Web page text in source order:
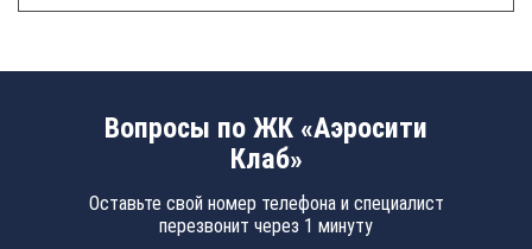
Вопросы по ЖК «Аэросити
Клаб»
Оставьте свой номер телефона и специалист
перезвонит через 1 минуту